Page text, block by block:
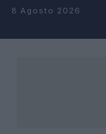
Salta al contenuto
8 Agosto 2026